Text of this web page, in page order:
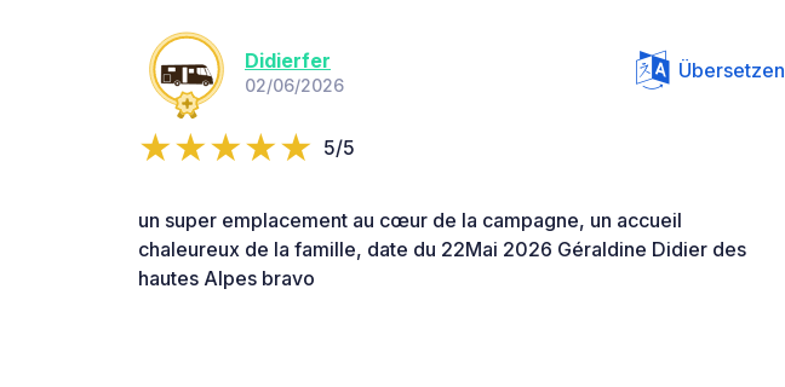
Didierfer
02/06/2026
Übersetzen
5/5
un super emplacement au cœur de la campagne, un accueil
chaleureux de la famille, date du 22Mai 2026 Géraldine Didier des
hautes Alpes bravo